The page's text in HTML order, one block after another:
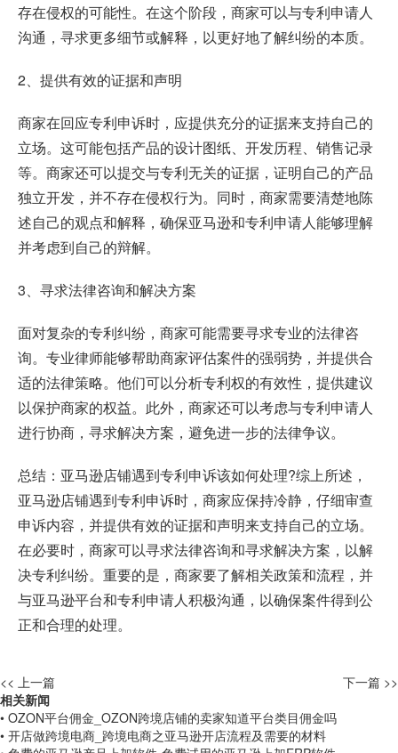
存在侵权的可能性。在这个阶段，商家可以与专利申请人
沟通，寻求更多细节或解释，以更好地了解纠纷的本质。
2、提供有效的证据和声明
商家在回应专利申诉时，应提供充分的证据来支持自己的
立场。这可能包括产品的设计图纸、开发历程、销售记录
等。商家还可以提交与专利无关的证据，证明自己的产品
独立开发，并不存在侵权行为。同时，商家需要清楚地陈
述自己的观点和解释，确保亚马逊和专利申请人能够理解
并考虑到自己的辩解。
3、寻求法律咨询和解决方案
面对复杂的专利纠纷，商家可能需要寻求专业的法律咨
询。专业律师能够帮助商家评估案件的强弱势，并提供合
适的法律策略。他们可以分析专利权的有效性，提供建议
以保护商家的权益。此外，商家还可以考虑与专利申请人
进行协商，寻求解决方案，避免进一步的法律争议。
总结：亚马逊店铺遇到专利申诉该如何处理?综上所述，
亚马逊店铺遇到专利申诉时，商家应保持冷静，仔细审查
申诉内容，并提供有效的证据和声明来支持自己的立场。
在必要时，商家可以寻求法律咨询和寻求解决方案，以解
决专利纠纷。重要的是，商家要了解相关政策和流程，并
与亚马逊平台和专利申请人积极沟通，以确保案件得到公
正和合理的处理。
<< 上一篇
下一篇 >>
相关新闻
• OZON平台佣金_OZON跨境店铺的卖家知道平台类目佣金吗
• 开店做跨境电商_跨境电商之亚马逊开店流程及需要的材料